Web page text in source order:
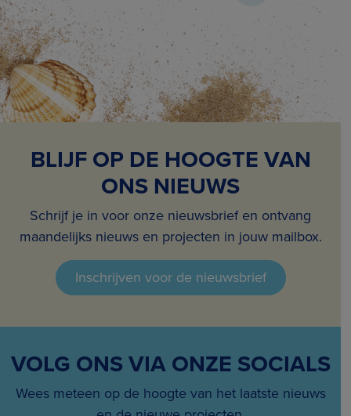
BLIJF OP DE HOOGTE VAN
ONS NIEUWS
Schrijf je in voor onze nieuwsbrief en ontvang
maandelijks nieuws en projecten in jouw mailbox.
Inschrijven voor de nieuwsbrief
VOLG ONS VIA ONZE SOCIALS
Wees meteen op de hoogte van het laatste nieuws